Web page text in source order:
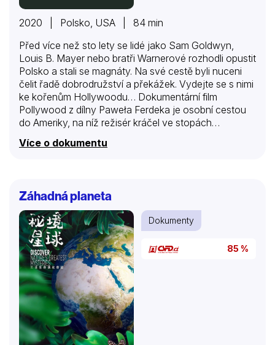
2020 | Polsko, USA | 84 min
Před více než sto lety se lidé jako Sam Goldwyn,
Louis B. Mayer nebo bratři Warnerové rozhodli opustit
Polsko a stali se magnáty. Na své cestě byli nuceni
čelit řadě dobrodružství a překážek. Vydejte se s nimi
ke kořenům Hollywoodu… Dokumentární film
Pollywood z dílny Paweła Ferdeka je osobní cestou
do Ameriky, na níž režisér kráčel ve stopách
Snímek vypráví univerzální a vzrušující příběh o
Více o dokumentu
Záhadná planeta
Dokumenty
85 %